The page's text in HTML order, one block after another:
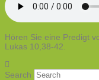
Hören Sie eine Predigt
Lukas 10,38-42.
Search